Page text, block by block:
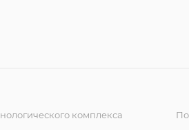
комплекса